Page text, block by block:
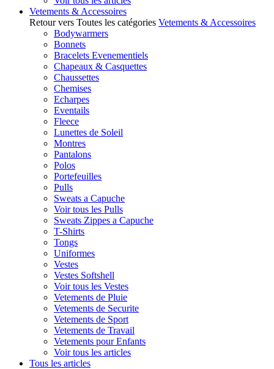
Vetements & Accessoires
Retour vers Toutes les catégories Vetements & Accessoires
Bodywarmers
Bonnets
Bracelets Evenementiels
Chapeaux & Casquettes
Chaussettes
Chemises
Echarpes
Eventails
Fleece
Lunettes de Soleil
Montres
Pantalons
Polos
Portefeuilles
Pulls
Sweats a Capuche
Voir tous les Pulls
Sweats Zippes a Capuche
T-Shirts
Tongs
Uniformes
Vestes
Vestes Softshell
Voir tous les Vestes
Vetements de Pluie
Vetements de Securite
Vetements de Sport
Vetements de Travail
Vetements pour Enfants
Voir tous les articles
Tous les articles